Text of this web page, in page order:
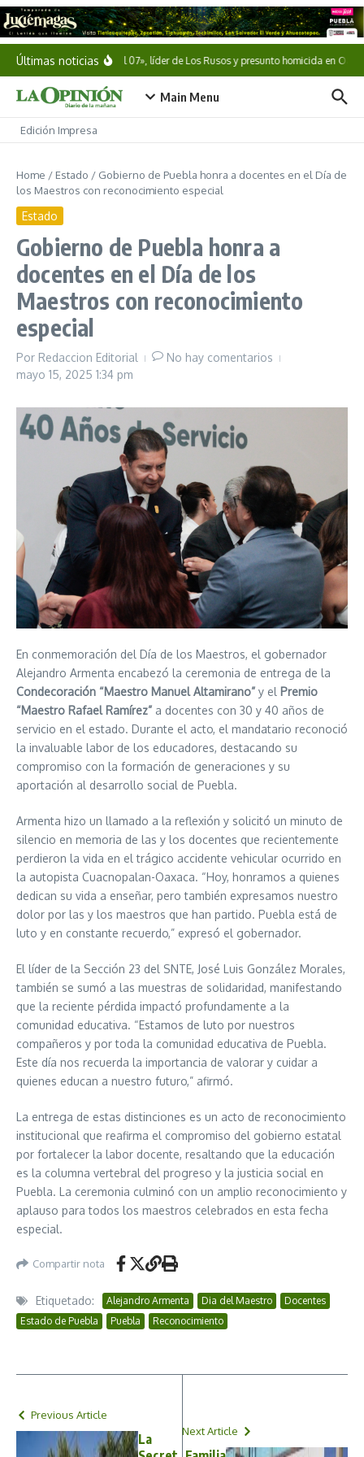
Saltar al contenido
Últimas noticiasCae «El 07», líder de Los Rusos y presunto homicida en
Main Menu
Edición Impresa
Home / Estado / Gobierno de Puebla honra a docentes en el Día de
los Maestros con reconocimiento especial
Estado
Gobierno de Puebla honra a
docentes en el Día de los
Maestros con reconocimiento
especial
Por Redaccion Editorial
No hay comentarios
mayo 15, 2025 1:34 pm
En conmemoración del Día de los Maestros, el gobernador
Alejandro Armenta encabezó la ceremonia de entrega de la
Condecoración “Maestro Manuel Altamirano” y el Premio
“Maestro Rafael Ramírez” a docentes con 30 y 40 años de
servicio en el estado. Durante el acto, el mandatario reconoció
la invaluable labor de los educadores, destacando su
compromiso con la formación de generaciones y su
aportación al desarrollo social de Puebla.
Armenta hizo un llamado a la reflexión y solicitó un minuto de
silencio en memoria de las y los docentes que recientemente
perdieron la vida en el trágico accidente vehicular ocurrido en
la autopista Cuacnopalan-Oaxaca. “Hoy, honramos a quienes
dedican su vida a enseñar, pero también expresamos nuestro
dolor por las y los maestros que han partido. Puebla está de
luto y en constante recuerdo,” expresó el gobernador.
El líder de la Sección 23 del SNTE, José Luis González Morales,
también se sumó a las muestras de solidaridad, manifestando
que la reciente pérdida impactó profundamente a la
comunidad educativa. “Estamos de luto por nuestros
compañeros y por toda la comunidad educativa de Puebla.
Este día nos recuerda la importancia de valorar y cuidar a
quienes educan a nuestro futuro,” afirmó.
La entrega de estas distinciones es un acto de reconocimiento
institucional que reafirma el compromiso del gobierno estatal
por fortalecer la labor docente, resaltando que la educación
es la columna vertebral del progreso y la justicia social en
Puebla. La ceremonia culminó con un amplio reconocimiento y
aplauso para todos los maestros celebrados en esta fecha
especial.
Compartir nota
Etiquetado: Alejandro Armenta Dia del Maestro
Docentes
Estado de Puebla
Puebla Reconocimiento
Previous Article
La
Next Article